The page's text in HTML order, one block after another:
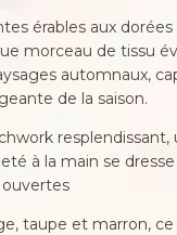
érables aux
morceau de tissu
automnaux,
de la saison.
resplendissant,
à la main se
taupe et marron,